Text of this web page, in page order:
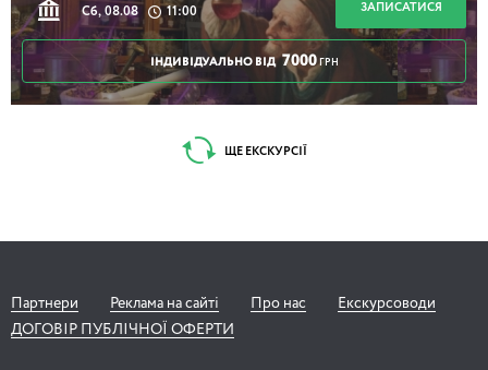
Сб, 08.08 11:00 ЗАПИСАТИСЯ
ІНДИВІДУАЛЬНО ВІД 7000 ГРН
ЩЕ ЕКСКУРСІЇ
Партнери Реклама на сайті Про нас
Екскурсоводи
ДОГОВІР ПУБЛІЧНОЇ ОФЕРТИ